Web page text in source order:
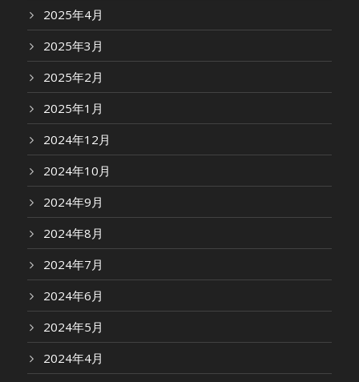
2025年4月
2025年3月
2025年2月
2025年1月
2024年12月
2024年10月
2024年9月
2024年8月
2024年7月
2024年6月
2024年5月
2024年4月